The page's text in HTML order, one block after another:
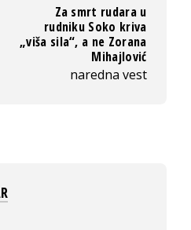
Za smrt rudara u
rudniku Soko kriva
„viša sila“, a ne Zorana
Mihajlović
naredna vest